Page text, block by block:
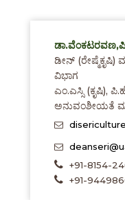
ಡೀನ್ (ರೇಷ್ಮೆಕೃಷಿ)
ವಿಭಾಗ
ಎಂ.ಎಸ್ಸಿ (ಕೃಷಿ),
ಅನುವಂಶೀಯತೆ
+91-8154-
+91-